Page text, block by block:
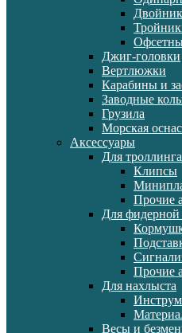
Джиг-головки
Вертлюжки
Карабины и
Заводные
Грузила
Морская
Аксессуары
Для троллинга
Клипсы
Прочие
Для фидерной
Прочие
Для нахлыста
Весы и